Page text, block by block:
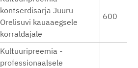
kontserdisarja Juuru
Orelisuvi kauaaegsele
korraldajale
600
Kultuuripreemia -
professionaalsele